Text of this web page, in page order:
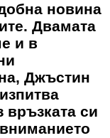
новина
Двамата
и в
Джъстин
връзката си